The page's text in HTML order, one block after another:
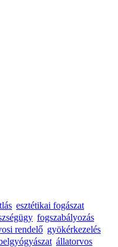
esztétikai fogászat
fogszabályozás
rendelő gyökérkezelés
állatorvos